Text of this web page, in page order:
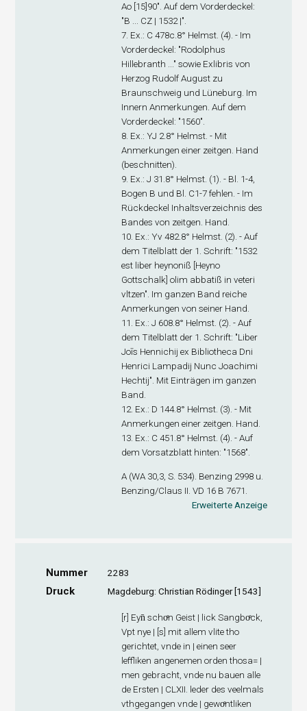
Ao [15]90". Auf dem Vorderdeckel:
"B ... CZ | 1532 |".
7. Ex.: C 478c.8° Helmst. (4). - Im
Vorderdeckel: "Rodolphus
Hillebranth ..." sowie Exlibris von
Herzog Rudolf August zu
Braunschweig und Lüneburg. Im
Innern Anmerkungen. Auf dem
Vorderdeckel: "1560".
8. Ex.: YJ 2.8° Helmst. - Mit
Anmerkungen einer zeitgen. Hand
(beschnitten).
9. Ex.: J 31.8° Helmst. (1). - Bl. 1-4,
Bogen B und Bl. C1-7 fehlen. - Im
Rückdeckel Inhaltsverzeichnis des
Bandes von zeitgen. Hand.
10. Ex.: Yv 482.8° Helmst. (2). - Auf
dem Titelblatt der 1. Schrift: "1532
est liber heynoniß [Heyno
Gottschalk] olim abbatiß in veteri
vltzen". Im ganzen Band reiche
Anmerkungen von seiner Hand.
11. Ex.: J 608.8° Helmst. (2). - Auf
dem Titelblatt der 1. Schrift: "Liber
Joīs Hennichij ex Bibliotheca Dni
Henrici Lampadij Nunc Joachimi
Hechtij". Mit Einträgen im ganzen
Band.
12. Ex.: D 144.8° Helmst. (3). - Mit
Anmerkungen einer zeitgen. Hand.
13. Ex.: C 451.8° Helmst. (4). - Auf
dem Vorsatzblatt hinten: "1568".
A (WA 30,3, S. 534). Benzing 2998 u.
Benzing/Claus II. VD 16 B 7671.
Erweiterte Anzeige
Nummer 2283
Druck Magdeburg: Christian Rödinger [1543]
[r] Eyn̄ schoͤn Geist | lick Sangboͤck,
Vpt nye | [s] mit allem vlite tho
gerichtet, vnde in | einen seer
leffliken angenemen orden thosa= |
men gebracht, vnde nu bauen alle
de Ersten | CLXII. leder des veelmals
vthgegangen vnde | gewoͤntliken